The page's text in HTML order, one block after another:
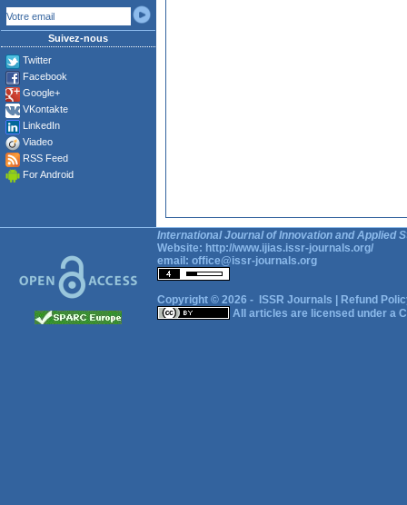
Suivez-nous
Twitter
Facebook
Google+
VKontakte
LinkedIn
Viadeo
RSS Feed
For Android
International Journal of Innovation and Applied
Website: http://www.ijias.issr-journals.org/
email: office@issr-journals.org
Copyright © 2026 - ISSR Journals
Refund
All articles are licensed under a